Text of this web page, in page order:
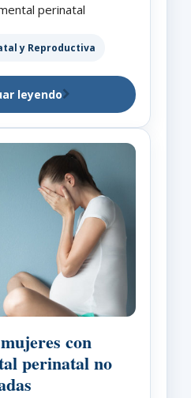
perinatal
y Reproductiva
leyendo
con
perinatal no